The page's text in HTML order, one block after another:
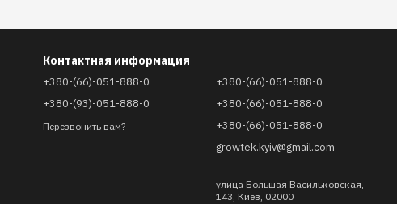
Контактная информация
+380-(66)-051-888-0
+380-(93)-051-888-0
Перезвонить вам?
+380-(66)-051-888-0
+380-(66)-051-888-0
+380-(66)-051-888-0
growtek.kyiv@gmail.com
улица Большая Васильковская,
143, Киев, 02000